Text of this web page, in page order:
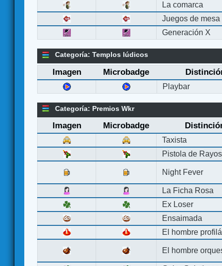
La comarca
Juegos de mesa
Generación X
Categoría: Templos lúdicos
Imagen Microbadge
Playbar
Categoría: Premios Wkr
Imagen Microbadge
Taxista
Pistola de Rayos
Night Fever
La Ficha Rosa
Ex Loser
Ensaimada
El hombre
El hombre